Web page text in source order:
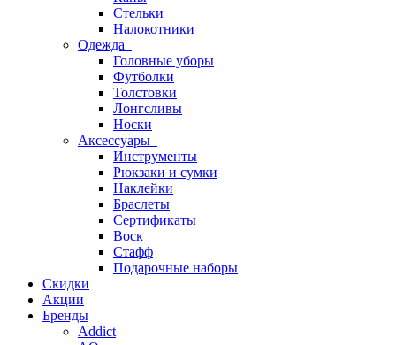
Стельки
Налокотники
Одежда
Головные уборы
Футболки
Толстовки
Лонгсливы
Носки
Аксессуары
Инструменты
Рюкзаки и сумки
Наклейки
Браслеты
Сертификаты
Воск
Стафф
Подарочные наборы
Скидки
Акции
Бренды
Addict